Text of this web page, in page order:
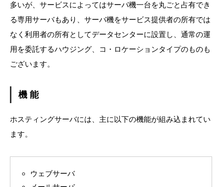
多いが、サービスによってはサーバ機一台を丸ごと占有でき
る専用サーバもあり、サーバ機をサービス提供者の所有では
なく利用者の所有としてデータセンターに設置し、通常の運
用を委託するハウジング、コ・ロケーションタイプのものも
ございます。
機 能
ホスティングサーバには、主に以下の機能が組み込まれてい
ます。
ウェブサーバ